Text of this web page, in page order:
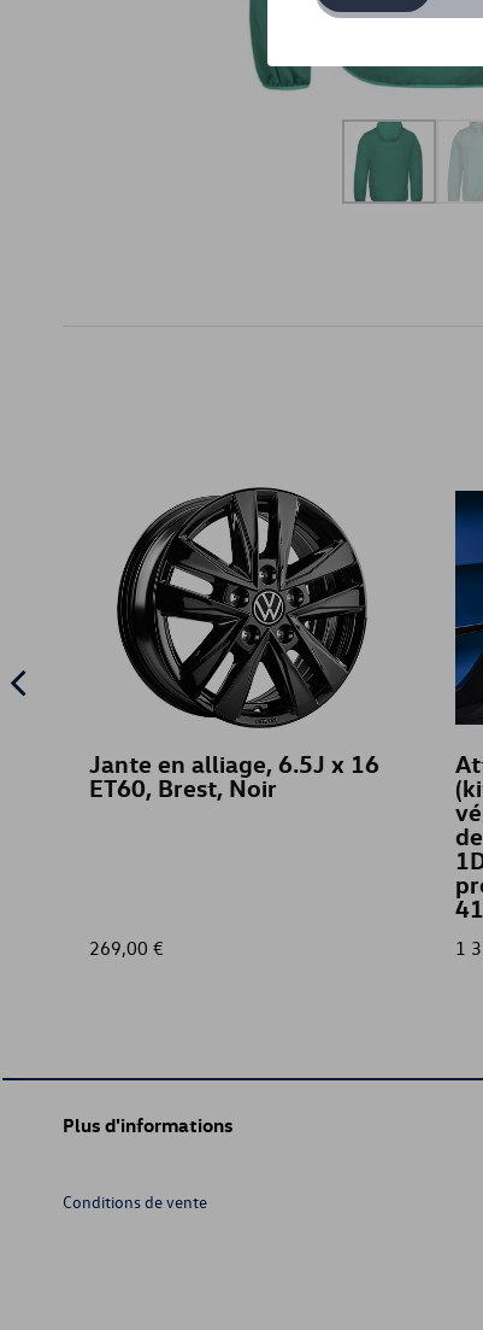
Jante en alliage, 6.5J x 16
ET60, Brest, Noir
269,00 € 1
Plus d'informations
Conditions de vente